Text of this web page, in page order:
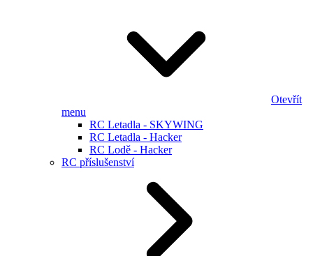
Otevřít
menu
RC Letadla - SKYWING
RC Letadla - Hacker
RC Lodě - Hacker
RC příslušenství